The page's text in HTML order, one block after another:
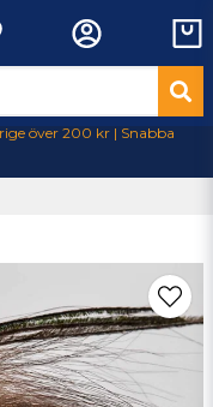
över 200 kr | Snabba